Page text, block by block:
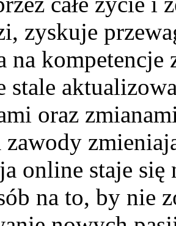
zyskuje
na
stale
oraz
online staje
na to, by nie